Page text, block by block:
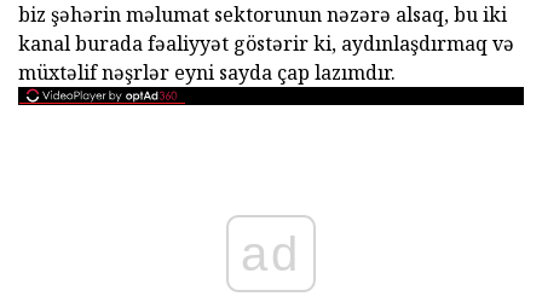
biz şəhərin məlumat sektorunun nəzərə alsaq, bu iki
kanal burada fəaliyyət göstərir ki, aydınlaşdırmaq və
müxtəlif nəşrlər eyni sayda çap lazımdır.
ad